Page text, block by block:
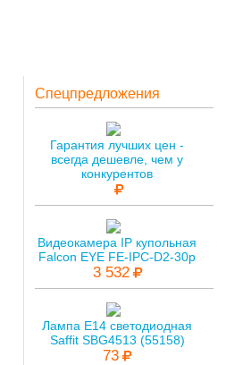
Спецпредложения
Гарантия лучших цен -
всегда дешевле, чем у
конкурентов
Видеокамера IP купольная
Falcon EYE FE-IPC-D2-30p
3 532
Лампа E14 светодиодная
Saffit SBG4513 (55158)
73